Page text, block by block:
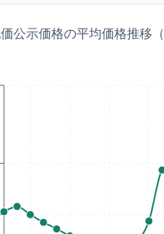
公示価格の平均価格推移（